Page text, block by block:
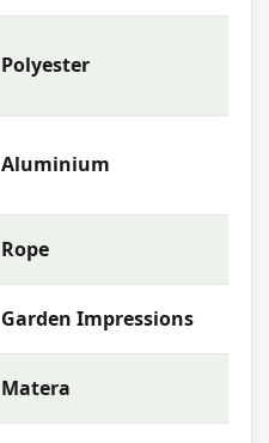
Polyester
Aluminium
Rope
Garden Impressions
Matera